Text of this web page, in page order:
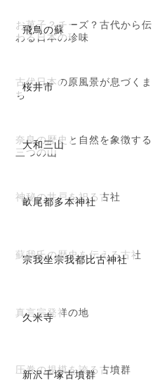
飛鳥の蘇
お菓子？チーズ？古代から伝
わる日本の珍味
桜井市
古代日本の原風景が息づくま
ち
大和三山
奈良の歴史と自然を象徴する
三つの山
畝尾都多本神社
神秘の井戸を祀る古社
宗我坐宗我都比古神社
蘇我氏の歴史を伝える古社
久米寺
真言宗発祥の地
新沢千塚古墳群
圧巻の規模を誇る古墳群